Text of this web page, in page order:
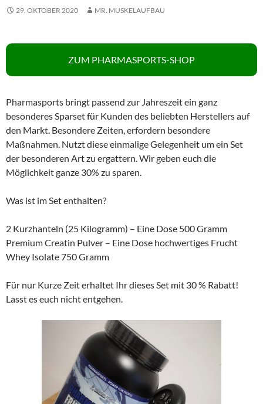
29. OKTOBER 2020 MR. MUSKELAUFBAU
ZUM PHARMASPORTS-SHOP
Pharmasports bringt passend zur Jahreszeit ein ganz
besonderes Sparset für Kunden des beliebten Herstellers auf
den Markt. Besondere Zeiten, erfordern besondere
Maßnahmen. Nutzt diese einmalige Gelegenheit um ein Set
der besonderen Art zu ergattern. Wir geben euch die
Möglichkeit ganze 30% zu sparen.
Was ist im Set enthalten?
2 Kurzhanteln (25 Kilogramm) – Eine Dose 500 Gramm
Premium Creatin Pulver – Eine Dose hochwertiges Frucht
Whey Isolate 750 Gramm
Für nur Kurze Zeit erhaltet Ihr dieses Set mit 30 % Rabatt!
Lasst es euch nicht entgehen.